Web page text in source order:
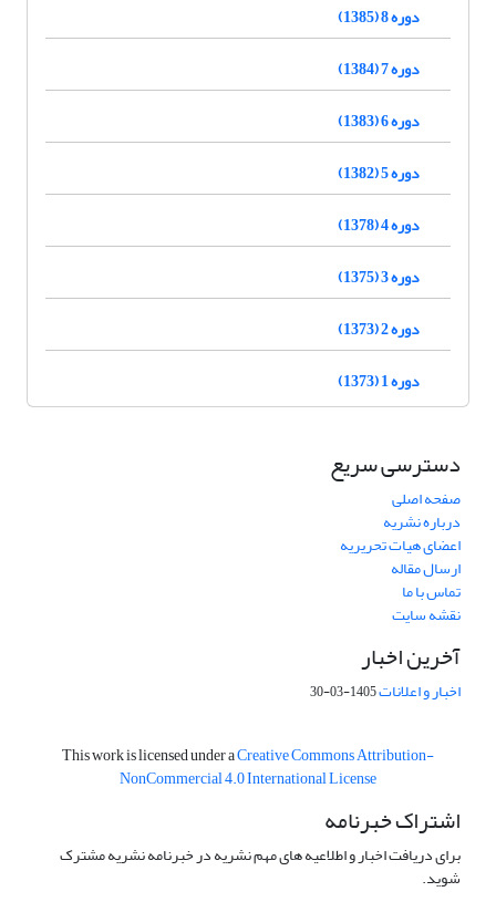
دوره 8 (1385)
دوره 7 (1384)
دوره 6 (1383)
دوره 5 (1382)
دوره 4 (1378)
دوره 3 (1375)
دوره 2 (1373)
دوره 1 (1373)
دسترسی سریع
صفحه اصلی
درباره نشریه
اعضای هیات تحریریه
ارسال مقاله
تماس با ما
نقشه سایت
آخرین اخبار
اخبار و اعلانات1405-03-30
This work is licensed under aCreative Commons Attribution-
NonCommercial 4.0 International License
اشتراک خبرنامه
برای دریافت اخبار و اطلاعیه های مهم نشریه در خبرنامه نشریه مشترک
شوید.